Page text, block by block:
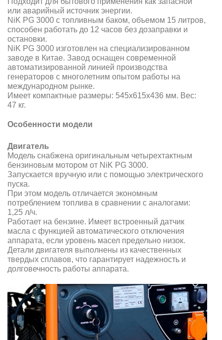
или аварийный источник энергии.
NiK PG 3000 с топливным баком, объемом 15 литров,
способен работать до 12 часов без дозаправки и
остановки.
NiK PG 3000 изготовлен на специализированном
заводе в Китае. Завод оснащен современной
автоматизированной линией производства
генераторов с многолетним опытом работы на
международном рынке.
Имеет компактные размеры: 545х615х436 мм. Вес:
47 кг.
Особенности модели
Двигатель
Модель снабжена оригинальным четырехтактным
бензиновым мотором от NiK PG 3000.
Запускается вручную или с помощью электрического
пуска.
При этом модель отличается экономным
потреблением топлива в сравнении с аналогами:
1,25 л/ч.
Работает на бензине. Имеет встроенный датчик
масла с функцией автоматического отключения
аппарата, если уровень масел предельно низок.
Детали двигателя выполнены из качественных
твердых сплавов, что гарантирует надежность и
долговечность работы аппарата.